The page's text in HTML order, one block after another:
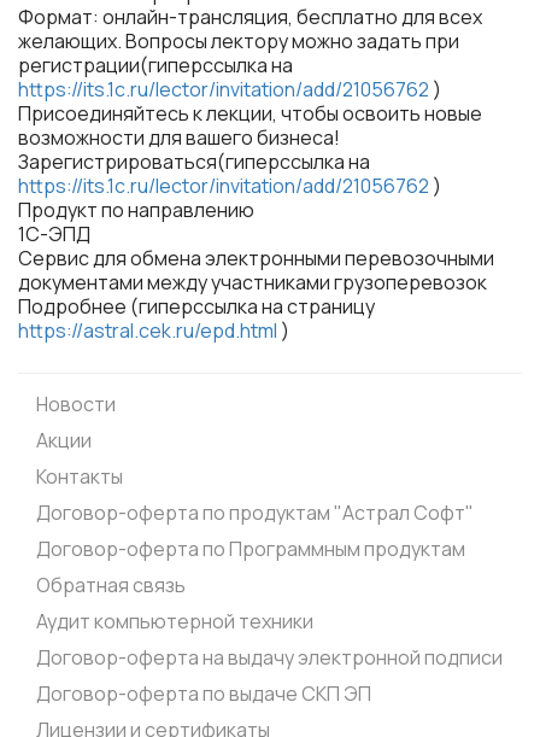
Формат: онлайн-трансляция, бесплатно для всех
желающих. Вопросы лектору можно задать при
регистрации(гиперссылка на
https://its.1c.ru/lector/invitation/add/21056762 )
Присоединяйтесь к лекции, чтобы освоить новые
возможности для вашего бизнеса!
Зарегистрироваться(гиперссылка на
https://its.1c.ru/lector/invitation/add/21056762 )
Продукт по направлению
1С-ЭПД
Сервис для обмена электронными перевозочными
документами между участниками грузоперевозок
Подробнее (гиперссылка на страницу
https://astral.cek.ru/epd.html )
Новости
Акции
Контакты
Договор-оферта по продуктам "Астрал Софт"
Договор-оферта по Программным продуктам
Обратная связь
Аудит компьютерной техники
Договор-оферта на выдачу электронной подписи
Договор-оферта по выдаче СКП ЭП
Лицензии и сертификаты